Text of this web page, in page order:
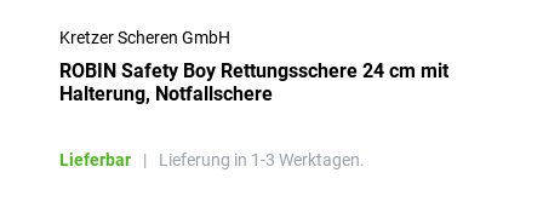
Kretzer Scheren GmbH
ROBIN Safety Boy Rettungsschere 24 cm mit
Halterung, Notfallschere
Lieferbar | Lieferung in 1-3 Werktagen.